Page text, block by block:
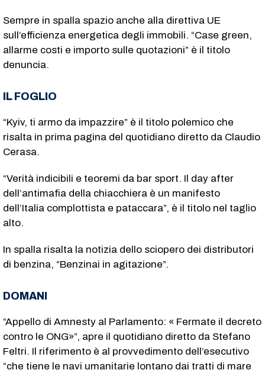
Sempre in spalla spazio anche alla direttiva UE
sull’efficienza energetica degli immobili. “Case green,
allarme costi e importo sulle quotazioni” è il titolo
denuncia.
IL FOGLIO
“Kyiv, ti armo da impazzire” è il titolo polemico che
risalta in prima pagina del quotidiano diretto da Claudio
Cerasa.
“Verità indicibili e teoremi da bar sport. Il day after
dell’antimafia della chiacchiera è un manifesto
dell’Italia complottista e pataccara”, è il titolo nel taglio
alto.
In spalla risalta la notizia dello sciopero dei distributori
di benzina, “Benzinai in agitazione”.
DOMANI
“Appello di Amnesty al Parlamento: « Fermate il decreto
contro le ONG»”, apre il quotidiano diretto da Stefano
Feltri. Il riferimento è al provvedimento dell’esecutivo
“che tiene le navi umanitarie lontano dai tratti di mare